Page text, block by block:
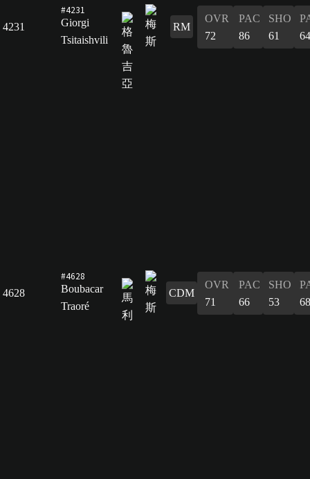
4231
#4231
Giorgi
Tsitaishvili
RM
OVR
72
PAC
86
SHO
61
64
4628
#4628
Boubacar
Traoré
CDM
OVR
71
PAC
66
SHO
53
68